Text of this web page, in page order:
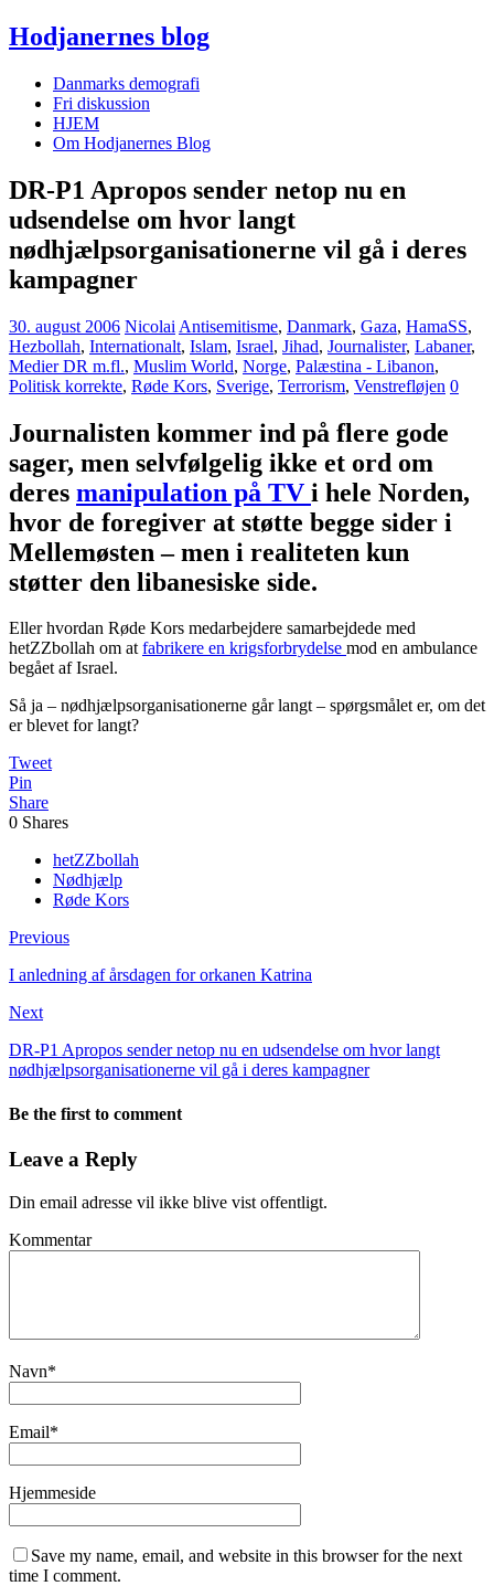
Hodjanernes blog
Danmarks demografi
Fri diskussion
HJEM
Om Hodjanernes Blog
DR-P1 Apropos sender netop nu en
udsendelse om hvor langt
nødhjælpsorganisationerne vil gå i deres
kampagner
30. august 2006 Nicolai Antisemitisme, Danmark, Gaza, HamaSS,
Hezbollah, Internationalt, Islam, Israel, Jihad, Journalister, Labaner,
Medier DR m.fl., Muslim World, Norge, Palæstina - Libanon,
Politisk korrekte, Røde Kors, Sverige, Terrorism, Venstrefløjen 0
Journalisten kommer ind på flere gode
sager, men selvfølgelig ikke et ord om
deres manipulation på TV i hele Norden,
hvor de foregiver at støtte begge sider i
Mellemøsten – men i realiteten kun
støtter den libanesiske side.
Eller hvordan Røde Kors medarbejdere samarbejdede med
hetZZbollah om atfabrikere en krigsforbrydelse mod en ambulance
begået af Israel.
Så ja – nødhjælpsorganisationerne går langt – spørgsmålet er, om det
er blevet for langt?
Tweet
Pin
Share
0 Shares
hetZZbollah
Nødhjælp
Røde Kors
Previous
I anledning af årsdagen for orkanen Katrina
Next
DR-P1 Apropos sender netop nu en udsendelse om hvor langt
nødhjælpsorganisationerne vil gå i deres kampagner
Be the first to comment
Leave a Reply
Din email adresse vil ikke blive vist offentligt.
Kommentar
Navn*
Email*
Hjemmeside
Save my name, email, and website in this browser for the next
time I comment.